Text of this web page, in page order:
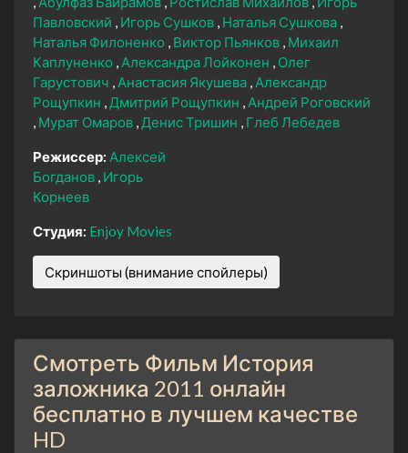
Павловский
Игорь Сушков Наталья Сушкова
Наталья Филоненко
Виктор Пьянков Михаил
Каплуненко
Александра Лойконен
Олег
Гарустович
Анастасия Якушева Александр
Рощупкин
Дмитрий Рощупкин
Андрей Роговский
Мурат Омаров Денис Тришин Глеб Лебедев
Режиссер: Алексей
Богданов Игорь
Корнеев
Студия: Enjoy Movies
Скриншоты (внимание спойлеры)
Смотреть Фильм История
заложника 2011 онлайн
бесплатно в лучшем качестве
HD